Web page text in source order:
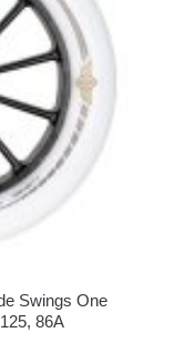
Swings One
86A